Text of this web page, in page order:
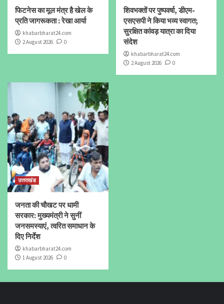
फिटनेस का मूल मंत्र है खेल के
प्रति जागरूकता : रेखा आर्या
khabarbharat24.com
2 August 2026
0
शिवभक्तों पर पुष्पवर्षा, डीएम-
एसएसपी ने किया भव्य स्वागत;
सुरक्षित कांवड़ यात्रा का दिया
संदेश
khabarbharat24.com
2 August 2026
0
उत्तराखंड
जनता की चौखट पर धामी
सरकार: मुख्यमंत्री ने सुनीं
जनसमस्याएं, त्वरित समाधान के
दिए निर्देश
khabarbharat24.com
1 August 2026
0